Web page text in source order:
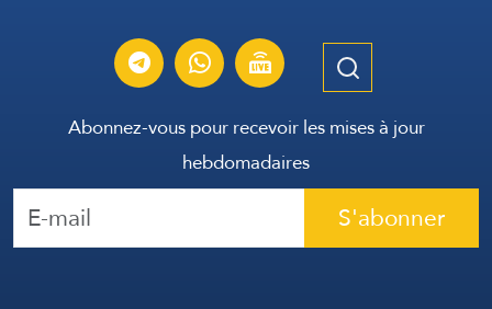
Abonnez-vous pour recevoir les mises à jour
hebdomadaires
S'abonner